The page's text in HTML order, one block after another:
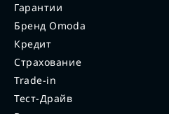
Гарантии
Бренд Omoda
Кредит
Страхование
Trade-in
Тест-Драйв